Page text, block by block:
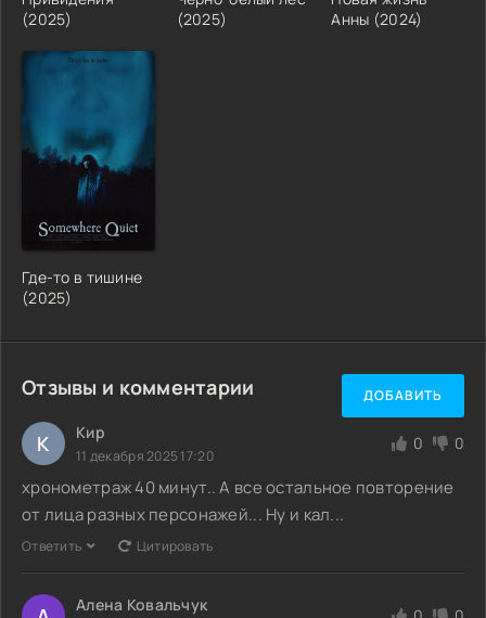
(2025)
(2025)
Анны (2024)
Где-то в тишине
(2025)
Отзывы и комментарии ДОБАВИТЬ
К Кир
11 декабря 2025 17:20
0 0
хронометраж 40 минут.. А все остальное повторение
от лица разных персонажей... Ну и кал...
Ответить Цитировать
Алена Ковальчук